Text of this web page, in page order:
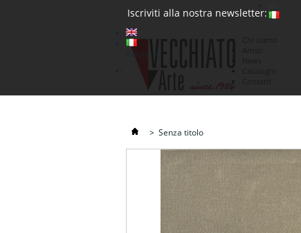
Iscriviti alla nostra newsletter:
> Senza titolo